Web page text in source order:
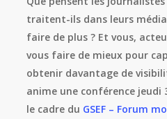
traitent-ils dans leurs
faire de plus ? Et vous,
vous faire de mieux pour
obtenir davantage de
anime une conférence jeudi
le cadre du GSEF – Forum